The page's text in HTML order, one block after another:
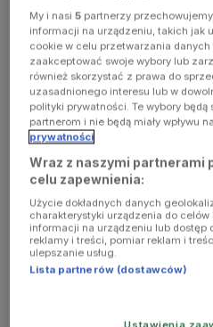
occurred
(see the
browser
console for
more
information)
My i nasi5 partnerzy
informacji na urządzeniu, takich jak
cookie w celu przetwarzania
zaakceptować swoje wybory lub
również skorzystać z prawa do
uzasadnionego interesu lub w
polityki prywatności. Te wybory
partnerom i nie będą miały wpływu
prywatności
Wraz z naszymi partnerami
celu zapewnienia:
Użycie dokładnych danych
charakterystyki urządzenia do
informacji na urządzeniu lub dostęp
reklamy i treści, pomiar reklam i
ulepszanie usług.
Lista partnerów (dostawców)